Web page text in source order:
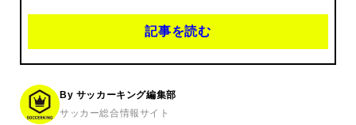
記事を読む
By サッカーキング編集部
サッカー総合情報サイト